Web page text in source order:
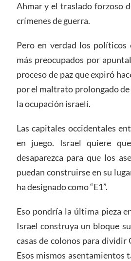
Ahmar y el traslado forzoso
crímenes de guerra.
Pero en verdad los políticos
más preocupados por
proceso de paz que expiró
por el maltrato prolongado
la ocupación israelí.
Las capitales occidentales
en juego. Israel quiere
desaparezca para que los
puedan construirse en su
ha designado como “E1”.
Eso pondría la última pieza
Israel construya un bloque
casas de colonos para dividir
Esos mismos asentamientos